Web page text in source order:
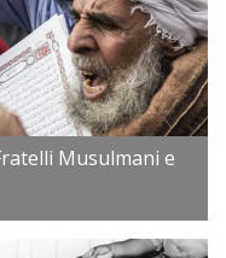
Musulmani e